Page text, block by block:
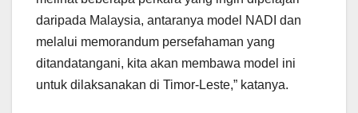
daripada Malaysia, antaranya model NADI dan
melalui memorandum persefahaman yang
ditandatangani, kita akan membawa model ini
untuk dilaksanakan di Timor-Leste,” katanya.